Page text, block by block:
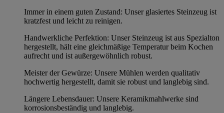
Immer in einem guten Zustand: Unser glasiertes Steinzeug ist
kratzfest und leicht zu reinigen.
Handwerkliche Perfektion: Unser Steinzeug ist aus Spezialton
hergestellt, hält eine gleichmäßige Temperatur beim Kochen
aufrecht und ist außergewöhnlich robust.
Meister der Gewürze: Unsere Mühlen werden qualitativ
hochwertig hergestellt, damit sie robust und langlebig sind.
Längere Lebensdauer: Unsere Keramikmahlwerke sind
korrosionsbeständig und langlebig.